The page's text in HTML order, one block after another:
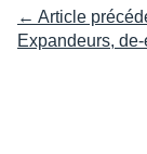
← Article
Expandeurs,